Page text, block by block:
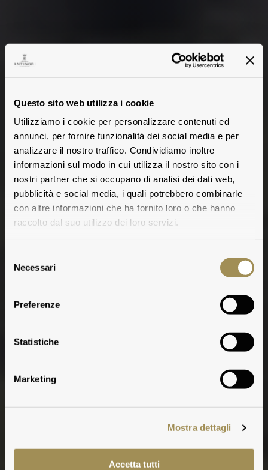
Questo sito web utilizza i cookie
Utilizziamo i cookie per personalizzare contenuti ed
annunci, per fornire funzionalità dei social media e per
analizzare il nostro traffico. Condividiamo inoltre
informazioni sul modo in cui utilizza il nostro sito con i
nostri partner che si occupano di analisi dei dati web,
pubblicità e social media, i quali potrebbero combinarle
con altre informazioni che ha fornito loro o che hanno
raccolto dal suo utilizzo dei loro servizi.
delNecessari
Preferenze
Statistiche
Marketing
Mostra dettagli
Accetta tutti
Play